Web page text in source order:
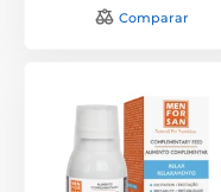
Comparar